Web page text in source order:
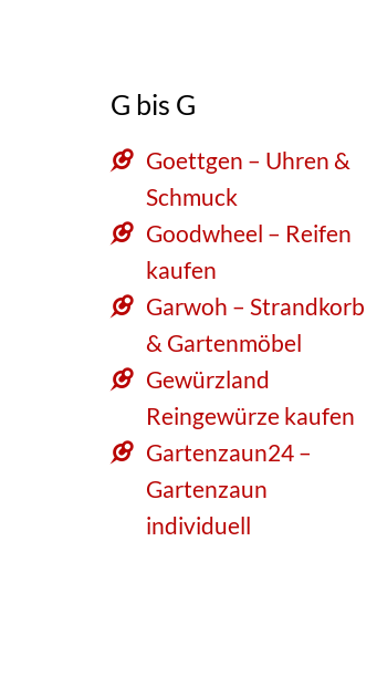
G bis G
Goettgen – Uhren &
Schmuck
Goodwheel – Reifen
kaufen
Garwoh – Strandkorb
& Gartenmöbel
Gewürzland
Reingewürze kaufen
Gartenzaun24 –
Gartenzaun
individuell